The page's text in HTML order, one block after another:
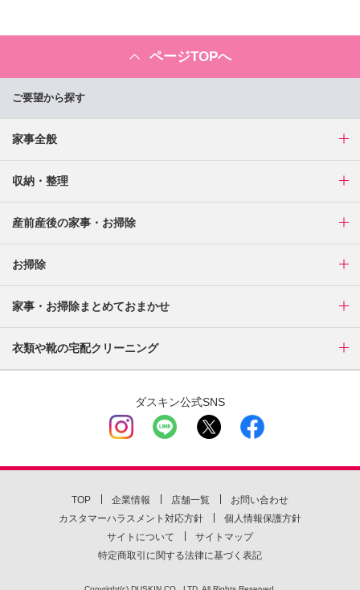
ページTOPへ
ご要望から探す
家事全般
収納・整理
産前産後の家事・お掃除
お掃除
家事・お掃除まとめておまかせ
衣類や靴の宅配クリーニング
ダスキン公式SNS
TOP 企業情報 店舗一覧
お問い合わせ
カスタマーハラスメント対応方針
個人情報保護方針
サイトについて
サイトマップ
特定商取引に関する法律に基づく表記